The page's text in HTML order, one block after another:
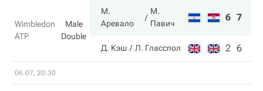
Wimbledon
ATP
Male
Double
М.
Аревало
М.
Павич
6 7
Д. Кэш Л. Гласспол 2 6
06.07, 20:30